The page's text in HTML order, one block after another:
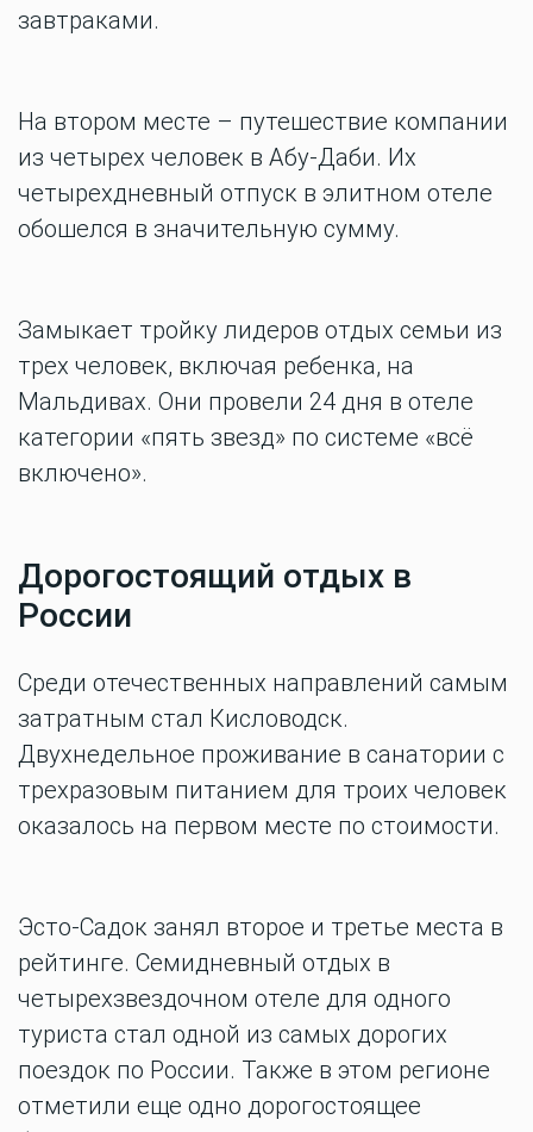
завтраками.
На втором месте – путешествие компании
из четырех человек в Абу-Даби. Их
четырехдневный отпуск в элитном отеле
обошелся в значительную сумму.
Замыкает тройку лидеров отдых семьи из
трех человек, включая ребенка, на
Мальдивах. Они провели 24 дня в отеле
категории «пять звезд» по системе «всё
включено».
Дорогостоящий отдых в
России
Среди отечественных направлений самым
затратным стал Кисловодск.
Двухнедельное проживание в санатории с
трехразовым питанием для троих человек
оказалось на первом месте по стоимости.
Эсто-Садок занял второе и третье места в
рейтинге. Семидневный отдых в
четырехзвездочном отеле для одного
туриста стал одной из самых дорогих
поездок по России. Также в этом регионе
отметили еще одно дорогостоящее